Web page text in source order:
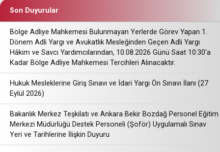
Son Duyurular
Bölge Adliye Mahkemesi Bulunmayan Yerlerde Görev Yapan 1.
Dönem Adli Yargı ve Avukatlık Mesleğinden Geçen Adli Yargı
Hâkim ve Savcı Yardımcılarından, 10.08.2026 Günü Saat 10:30'a
Kadar Bölge Adliye Mahkemesi Tercihleri Alınacaktır.
Hukuk Mesleklerine Giriş Sınavı ve İdari Yargı Ön Sınavı İlanı (27
Eylül 2026)
Bakanlık Merkez Teşkilatı ve Ankara Bekir Bozdağ Personel Eğitim
Merkezi Müdürlüğü Destek Personeli (Şoför) Uygulamalı Sınav
Yeri ve Tarihlerine İlişkin Duyuru